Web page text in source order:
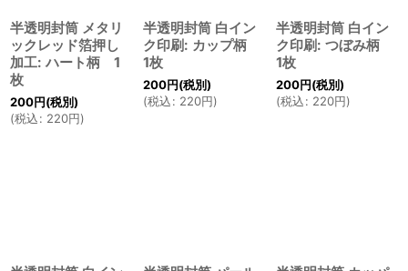
半透明封筒 メタリ
ックレッド箔押し
加工: ハート柄 1
枚
200円(税別)
(税込: 220円)
半透明封筒 白イン
ク印刷: カップ柄
1枚
200円(税別)
(税込: 220円)
半透明封筒 白イン
ク印刷: つぼみ柄
1枚
200円(税別)
(税込: 220円)